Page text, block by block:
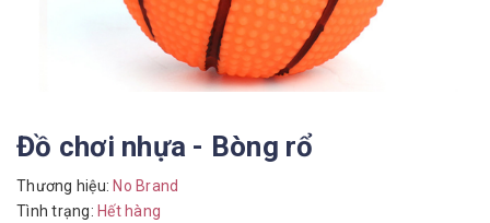
Đồ chơi nhựa - Bòng rổ
Thương hiệu: No Brand
Tình trạng: Hết hàng